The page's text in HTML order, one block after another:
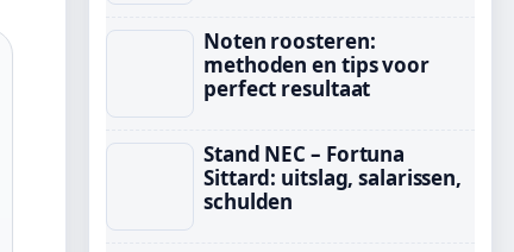
Noten roosteren:
methoden en tips voor
perfect resultaat
Stand NEC – Fortuna
Sittard: uitslag, salarissen,
schulden